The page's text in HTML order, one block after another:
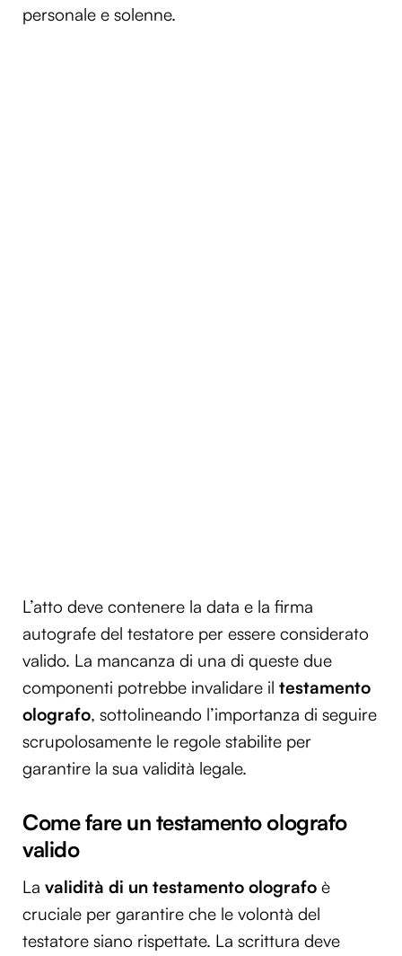
personale e solenne.
L’atto deve contenere la data e la firma
autografe del testatore per essere considerato
valido. La mancanza di una di queste due
componenti potrebbe invalidare il testamento
olografo, sottolineando l’importanza di seguire
scrupolosamente le regole stabilite per
garantire la sua validità legale.
Come fare un testamento olografo
valido
La validità di un testamento olografo è
cruciale per garantire che le volontà del
testatore siano rispettate. La scrittura deve